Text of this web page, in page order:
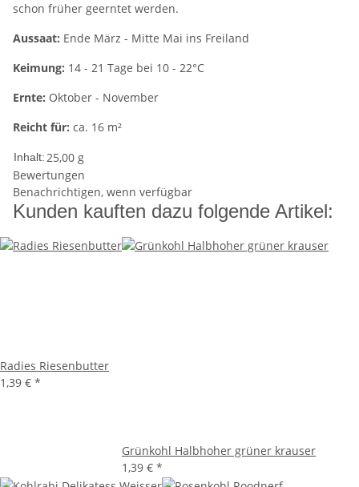
schon früher geerntet werden.
Aussaat: Ende März - Mitte Mai ins Freiland
Keimung: 14 - 21 Tage bei 10 - 22°C
Ernte: Oktober - November
Reicht für: ca. 16 m²
Inhalt:25,00 g
Bewertungen
Benachrichtigen, wenn verfügbar
Kunden kauften dazu folgende Artikel:
Radies Riesenbutter
1,39 € *
Grünkohl Halbhoher grüner krauser
1,39 € *